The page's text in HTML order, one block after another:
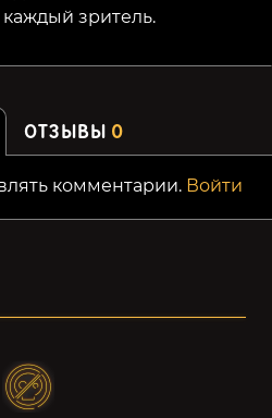
зритель.
ОТЗЫВЫ 0
комментарии. Войти